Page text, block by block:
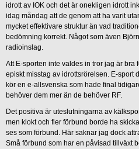
idrott av IOK och det är onekligen idrott
idag måndag att de genom att ha varit
mycket effektivare struktur än vad
bedömning korrekt. Något som även
radioinslag.
Att E-sporten inte valdes in tror jag är bra
episkt misstag av idrottsrörelsen. E-sport
kör en e-allsvenska som hade final
behöver dem mer än de behöver RF.
Det positiva är uteslutningarna av
men klokt och fler förbund borde ha
ses som förbund. Här saknar jag dock
Små förbund som har en påvisad tillväxt